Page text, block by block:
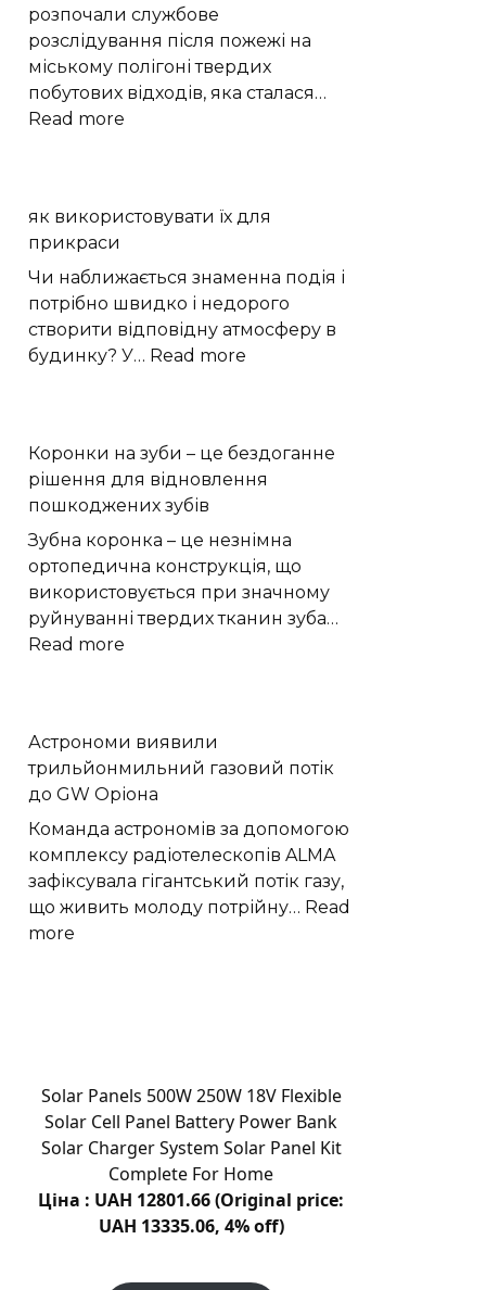
на
Місяці
розпочали службове
розслідування після пожежі на
міському полігоні твердих
побутових відходів, яка сталася…
Read more
Кам’янця:
встановлюватиме
комісія
як використовувати їх для
прикраси
Чи наближається знаменна подія і
потрібно швидко і недорого
створити відповідну атмосферу в
будинку? У… Read more
для
прикраси
Коронки на зуби – це бездоганне
рішення для відновлення
пошкоджених зубів
Зубна коронка – це незнімна
ортопедична конструкція, що
використовується при значному
руйнуванні твердих тканин зуба…
Read more
–
це
бездоганне
рішення
для
відновлення
пошкоджених
Астрономи виявили
трильйонмильний газовий потік
до GW Оріона
Команда астрономів за допомогою
комплексу радіотелескопів ALMA
зафіксувала гігантський потік газу,
що живить молоду потрійну… Read
more
до
GW
Оріона
Solar Panels 500W 250W 18V Flexible
Solar Cell Panel Battery Power Bank
Solar Charger System Solar Panel Kit
Complete For Home
Ціна : UAH 12801.66 (Original price:
UAH 13335.06, 4% off)